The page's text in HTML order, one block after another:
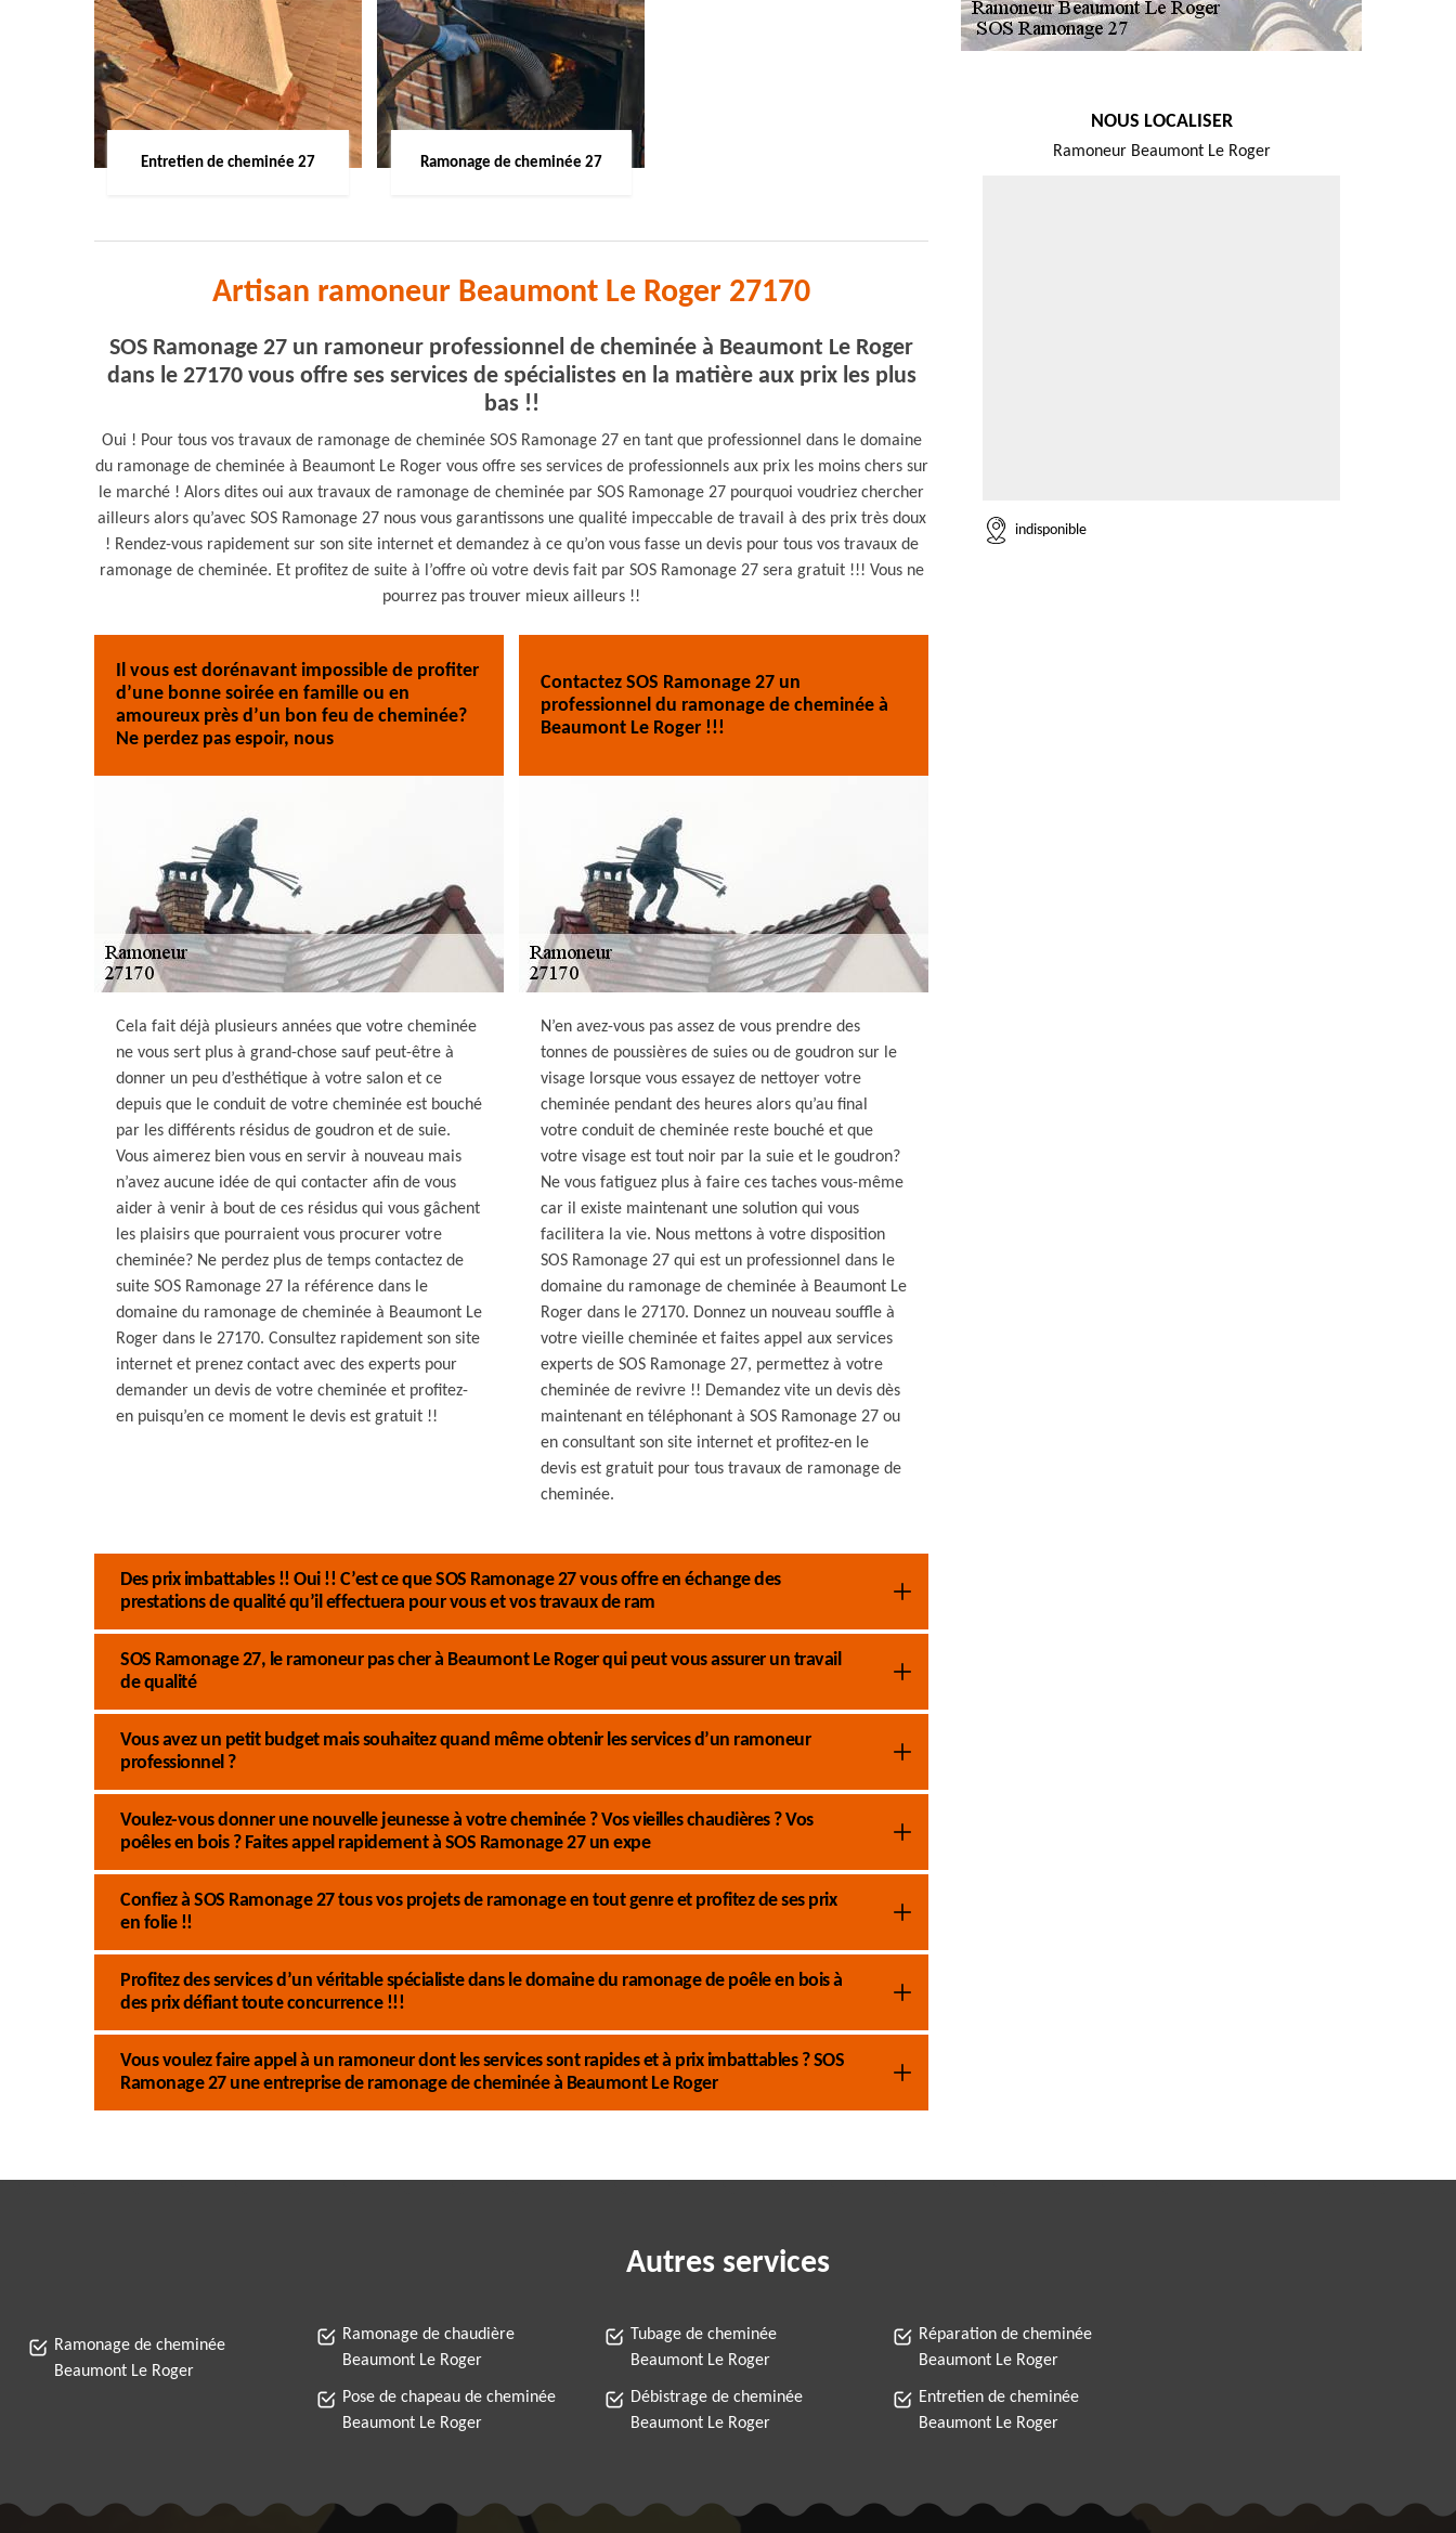
Entretien de cheminée 27 Ramonage de cheminée 27
Artisan ramoneur Beaumont Le Roger 27170
SOS Ramonage 27 un ramoneur professionnel de cheminée à Beaumont Le Roger
dans le 27170 vous offre ses services de spécialistes en la matière aux prix les plus
bas !!
Oui ! Pour tous vos travaux de ramonage de cheminée SOS Ramonage 27 en tant que professionnel dans le domaine
du ramonage de cheminée à Beaumont Le Roger vous offre ses services de professionnels aux prix les moins chers sur
le marché ! Alors dites oui aux travaux de ramonage de cheminée par SOS Ramonage 27 pourquoi voudriez chercher
ailleurs alors qu’avec SOS Ramonage 27 nous vous garantissons une qualité impeccable de travail à des prix très doux
! Rendez-vous rapidement sur son site internet et demandez à ce qu’on vous fasse un devis pour tous vos travaux de
ramonage de cheminée. Et profitez de suite à l’offre où votre devis fait par SOS Ramonage 27 sera gratuit !!! Vous ne
pourrez pas trouver mieux ailleurs !!
Il vous est dorénavant impossible de profiter
d’une bonne soirée en famille ou en
amoureux près d’un bon feu de cheminée?
Ne perdez pas espoir, nous
Cela fait déjà plusieurs années que votre cheminée
ne vous sert plus à grand-chose sauf peut-être à
donner un peu d’esthétique à votre salon et ce
depuis que le conduit de votre cheminée est bouché
par les différents résidus de goudron et de suie.
Vous aimerez bien vous en servir à nouveau mais
n’avez aucune idée de qui contacter afin de vous
aider à venir à bout de ces résidus qui vous gâchent
les plaisirs que pourraient vous procurer votre
cheminée? Ne perdez plus de temps contactez de
suite SOS Ramonage 27 la référence dans le
domaine du ramonage de cheminée à Beaumont Le
Roger dans le 27170. Consultez rapidement son site
internet et prenez contact avec des experts pour
demander un devis de votre cheminée et profitez-
en puisqu’en ce moment le devis est gratuit !!
Contactez SOS Ramonage 27 un
professionnel du ramonage de cheminée à
Beaumont Le Roger !!!
N’en avez-vous pas assez de vous prendre des
tonnes de poussières de suies ou de goudron sur le
visage lorsque vous essayez de nettoyer votre
cheminée pendant des heures alors qu’au final
votre conduit de cheminée reste bouché et que
votre visage est tout noir par la suie et le goudron?
Ne vous fatiguez plus à faire ces taches vous-même
car il existe maintenant une solution qui vous
facilitera la vie. Nous mettons à votre disposition
SOS Ramonage 27 qui est un professionnel dans le
domaine du ramonage de cheminée à Beaumont Le
Roger dans le 27170. Donnez un nouveau souffle à
votre vieille cheminée et faites appel aux services
experts de SOS Ramonage 27, permettez à votre
cheminée de revivre !! Demandez vite un devis dès
maintenant en téléphonant à SOS Ramonage 27 ou
en consultant son site internet et profitez-en le
devis est gratuit pour tous travaux de ramonage de
cheminée.
Des prix imbattables !! Oui !! C’est ce que SOS Ramonage 27 vous offre en échange des
prestations de qualité qu’il effectuera pour vous et vos travaux de ram
SOS Ramonage 27, le ramoneur pas cher à Beaumont Le Roger qui peut vous assurer un travail
de qualité
Vous avez un petit budget mais souhaitez quand même obtenir les services d’un ramoneur
professionnel ?
Voulez-vous donner une nouvelle jeunesse à votre cheminée ? Vos vieilles chaudières ? Vos
poêles en bois ? Faites appel rapidement à SOS Ramonage 27 un expe
Confiez à SOS Ramonage 27 tous vos projets de ramonage en tout genre et profitez de ses prix
en folie !!
Profitez des services d’un véritable spécialiste dans le domaine du ramonage de poêle en bois à
des prix défiant toute concurrence !!!
Vous voulez faire appel à un ramoneur dont les services sont rapides et à prix imbattables ? SOS
Ramonage 27 une entreprise de ramonage de cheminée à Beaumont Le Roger
NOUS LOCALISER
Ramoneur Beaumont Le Roger
indisponible
Autres services
Ramonage de cheminée
Beaumont Le Roger
Ramonage de chaudière
Beaumont Le Roger
Pose de chapeau de cheminée
Beaumont Le Roger
Tubage de cheminée
Beaumont Le Roger
Débistrage de cheminée
Beaumont Le Roger
Réparation de cheminée
Beaumont Le Roger
Entretien de cheminée
Beaumont Le Roger